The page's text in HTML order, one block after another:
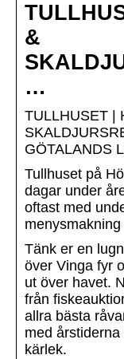
&
…
TULLHUSET |
GÖTALANDS
Tullhuset på
dagar under
oftast med
Tänk er en
över Vinga fyr
ut över havet.
från
allra bästa
med
kärlek.